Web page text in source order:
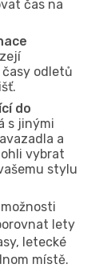
čas na
odletů
do
s jinými
a
vybrat
stylu
lety
letecké
místě.